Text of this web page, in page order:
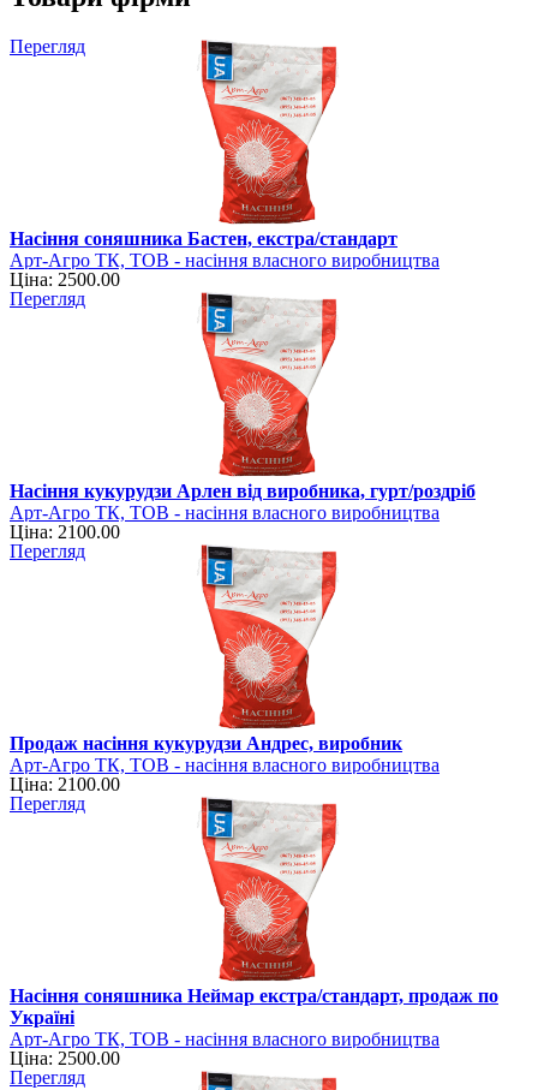
Перегляд
Насіння соняшника Бастен, екстра/стандарт
Арт-Агро ТК, ТОВ - насіння власного виробництва
Ціна: 2500.00
Перегляд
Насіння кукурудзи Арлен від виробника, гурт/роздріб
Арт-Агро ТК, ТОВ - насіння власного виробництва
Ціна: 2100.00
Перегляд
Продаж насіння кукурудзи Андрес, виробник
Арт-Агро ТК, ТОВ - насіння власного виробництва
Ціна: 2100.00
Перегляд
Насіння соняшника Неймар екстра/стандарт, продаж по
Україні
Арт-Агро ТК, ТОВ - насіння власного виробництва
Ціна: 2500.00
Перегляд